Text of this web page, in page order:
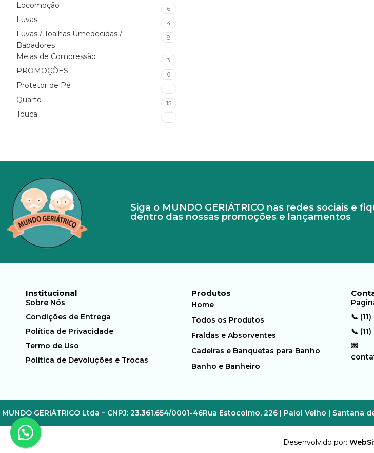
Locomoção 6
Luvas 4
Luvas / Toalhas Umedecidas /
Babadores
8
Meias de Compressão 3
PROMOÇÕES 6
Protetor de Pé 1
Quarto 15
Touca 1
Siga o MUNDO GERIÁTRICO nas redes sociais e
dentro das nossas promoções e lançamentos
Institucional
Sobre Nós
Condições de Entrega
Política de Privacidade
Termo de Uso
Política de Devoluções e Trocas
Produtos
Home
Todos os Produtos
Fraldas e Absorventes
Cadeiras e Banquetas para Banho
Banho e Banheiro
📞
📞
💌
MUNDO GERIÁTRICO Ltda – CNPJ: 23.361.654/0001-46Rua Estocolmo, 226 | Paiol Velho | Santana
Desenvolvido por: